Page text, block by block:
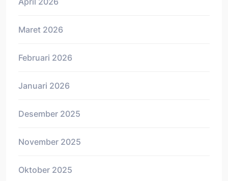
Maret 2026
Februari 2026
Januari 2026
Desember 2025
November 2025
Oktober 2025